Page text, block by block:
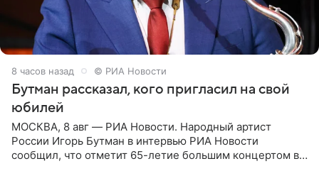
8 часов назад © РИА Новости
Бутман рассказал, кого пригласил на свой
юбилей
МОСКВА, 8 авг — РИА Новости. Народный артист
России Игорь Бутман в интервью РИА Новости
сообщил, что отметит 65-летие большим концертом в